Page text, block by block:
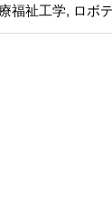
福祉工学, ロボ